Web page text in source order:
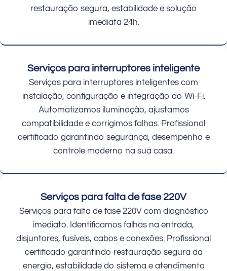
restauração segura, estabilidade e solução
imediata 24h.
Serviços para interruptores inteligente
Serviços para interruptores inteligentes com
instalação, configuração e integração ao Wi-Fi.
Automatizamos iluminação, ajustamos
compatibilidade e corrigimos falhas. Profissional
certificado garantindo segurança, desempenho e
controle moderno na sua casa.
Serviços para falta de fase 220V
Serviços para falta de fase 220V com diagnóstico
imediato. Identificamos falhas na entrada,
disjuntores, fusíveis, cabos e conexões. Profissional
certificado garantindo restauração segura da
energia, estabilidade do sistema e atendimento